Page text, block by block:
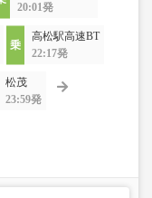
20:01発
高松駅高速BT
22:17発
松茂
23:59発